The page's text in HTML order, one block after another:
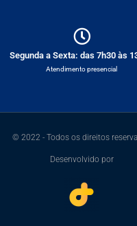
Segunda a Sexta: das 7h30 às
Atendimento presencial
© 2022 - Todos os direitos
Desenvolvido por